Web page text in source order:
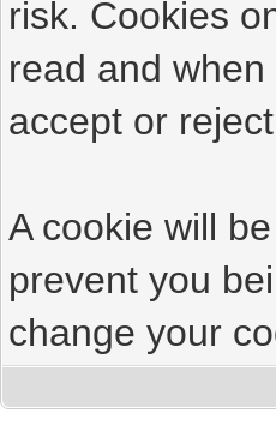
risk. Cookies
read and
accept or
A cookie will
prevent you
change your